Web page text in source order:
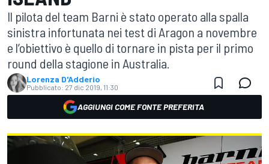
Il pilota del team Barni è stato operato alla spalla
sinistra infortunata nei test di Aragon a novembre
e l’obiettivo è quello di tornare in pista per il primo
round della stagione in Australia.
Lorenza D'Adderio
Pubblicato: 27 dic 2019, 11:30
AGGIUNGI COME FONTE PREFERITA